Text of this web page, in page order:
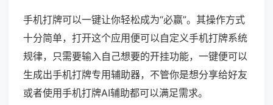
手机打牌可以一键让你轻松成为“必赢”。其操作方式
十分简单，打开这个应用便可以自定义手机打牌系统
规律，只需要输入自己想要的开挂功能，一键便可以
生成出手机打牌专用辅助器，不管你是想分享给好友
或者使用手机打牌AI辅助都可以满足需求。